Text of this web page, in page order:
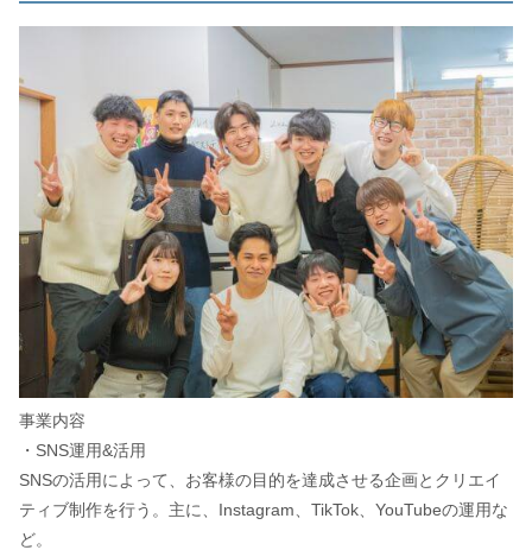
事業内容
・SNS運用&活用
SNSの活用によって、お客様の目的を達成させる企画とクリエイ
ティブ制作を行う。主に、Instagram、TikTok、YouTubeの運用な
ど。